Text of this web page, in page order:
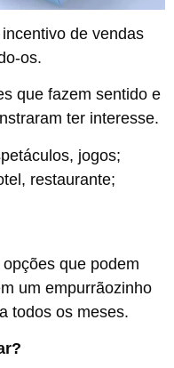
de vendas
os.
que fazem sentido e
ter interesse.
jogos;
restaurante;
que podem
um empurrãozinho
todos os meses.